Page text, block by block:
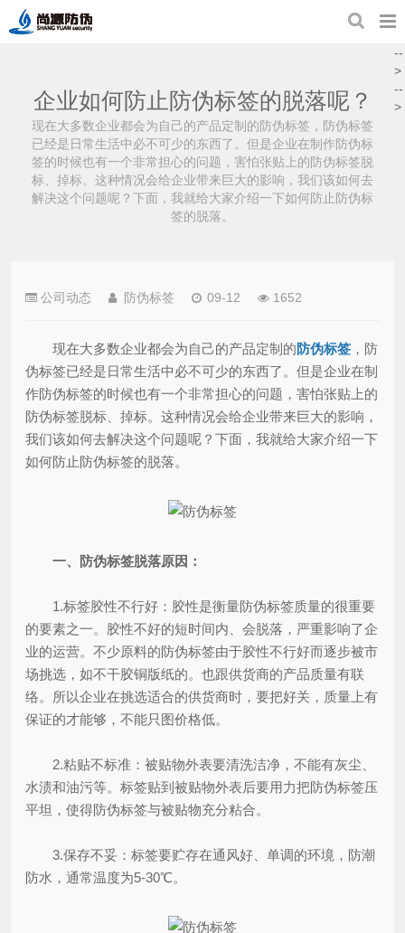
企业如何防止防伪标签的脱落呢？
现在大多数企业都会为自己的产品定制的防伪标签，防伪标签
已经是日常生活中必不可少的东西了。但是企业在制作防伪标
签的时候也有一个非常担心的问题，害怕张贴上的防伪标签脱
标、掉标。这种情况会给企业带来巨大的影响，我们该如何去
解决这个问题呢？下面，我就给大家介绍一下如何防止防伪标
签的脱落。
公司动态 防伪标签 09-12 1652
现在大多数企业都会为自己的产品定制的防伪标签 ，防
伪标签已经是日常生活中必不可少的东西了。但是企业在制
作防伪标签的时候也有一个非常担心的问题，害怕张贴上的
防伪标签脱标、掉标。这种情况会给企业带来巨大的影响，
我们该如何去解决这个问题呢？下面，我就给大家介绍一下
如何防止防伪标签的脱落。
一、防伪标签脱落原因：
1.标签胶性不行好：胶性是衡量防伪标签质量的很重要
的要素之一。胶性不好的短时间内、会脱落，严重影响了企
业的运营。不少原料的防伪标签由于胶性不行好而逐步被市
场挑选，如不干胶铜版纸的。也跟供货商的产品质量有联
络。所以企业在挑选适合的供货商时，要把好关，质量上有
保证的才能够，不能只图价格低。
2.粘贴不标准：被贴物外表要清洗洁净，不能有灰尘、
水渍和油污等。标签贴到被贴物外表后要用力把防伪标签压
平坦，使得防伪标签与被贴物充分粘合。
3.保存不妥：标签要贮存在通风好、单调的环境，防潮
防水，通常温度为5-30℃。
--
>
--
>